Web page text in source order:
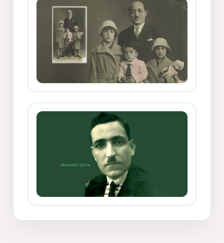
(Hoybun)’un Kuruluş Çalışmaları- 8